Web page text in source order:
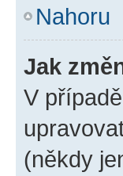
Nahoru
Jak
V
(někdy